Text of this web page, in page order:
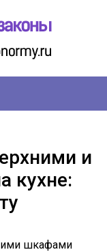
и
кухне:
шкафами